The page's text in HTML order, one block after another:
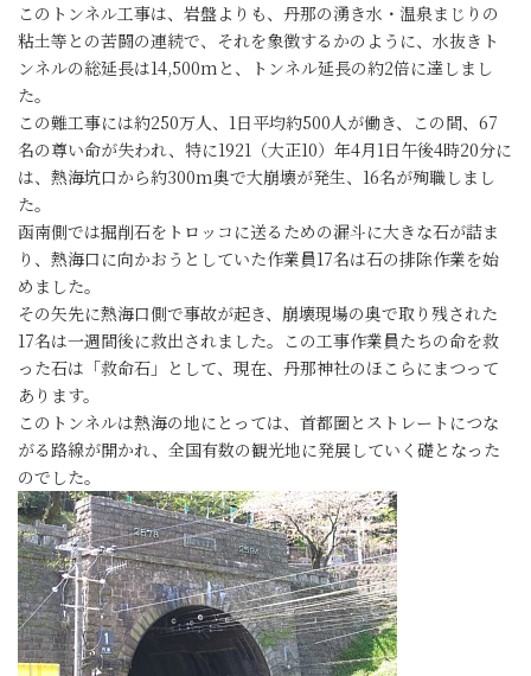
このトンネル工事は、岩盤よりも、丹那の湧き水・温泉まじりの
粘土等との苦闘の連続で、それを象徴するかのように、水抜きト
ンネルの総延長は14,500mと、トンネル延長の約2倍に達しまし
た。
この難工事には約250万人、1日平均約500人が働き、この間、67
名の尊い命が失われ、特に1921（大正10）年4月1日午後4時20分に
は、熱海坑口から約300m奥で大崩壊が発生、16名が殉職しまし
た。
函南側では掘削石をトロッコに送るための漏斗に大きな石が詰ま
り、熱海口に向かおうとしていた作業員17名は石の排除作業を始
めました。
その矢先に熱海口側で事故が起き、崩壊現場の奥で取り残された
17名は一週間後に救出されました。この工事作業員たちの命を救
った石は「救命石」として、現在、丹那神社のほこらにまつって
あります。
このトンネルは熱海の地にとっては、首都圏とストレートにつな
がる路線が開かれ、全国有数の観光地に発展していく礎となった
のでした。